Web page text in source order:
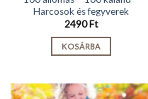
Harcosok és fegyverek
2490Ft
KOSÁRBA